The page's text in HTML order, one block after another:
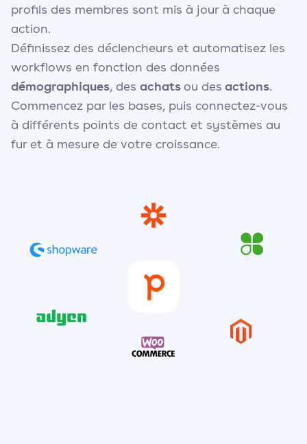
profils des membres sont mis à jour à chaque
action.
Définissez des déclencheurs et automatisez les
workflows en fonction des données
démographiques, des achatsou des actions.
Commencez par les bases, puis connectez-vous
à différents points de contact et systèmes au
fur et à mesure de votre croissance.